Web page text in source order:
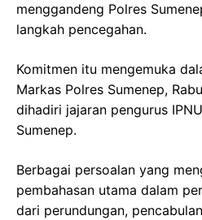
menggandeng Polres
langkah pencegahan.
Komitmen itu mengemuka
Markas Polres Sumenep,
dihadiri jajaran pengurus
Sumenep.
Berbagai persoalan yang
pembahasan utama dalam
dari perundungan,